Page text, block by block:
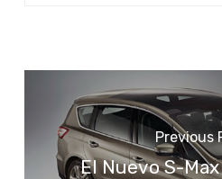
Previous
El Nuevo S-